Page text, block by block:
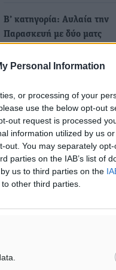
Personal Information
or processing of your
use the below opt-out
out request is processed
information utilized by us
out. You may separately
parties on the IAB’s list of
us to third parties on the
other third parties.
Β’ κατηγορία: Αυλαία την
Παρασκευή με δύο ματς
Παρασκευή η αυλαία της